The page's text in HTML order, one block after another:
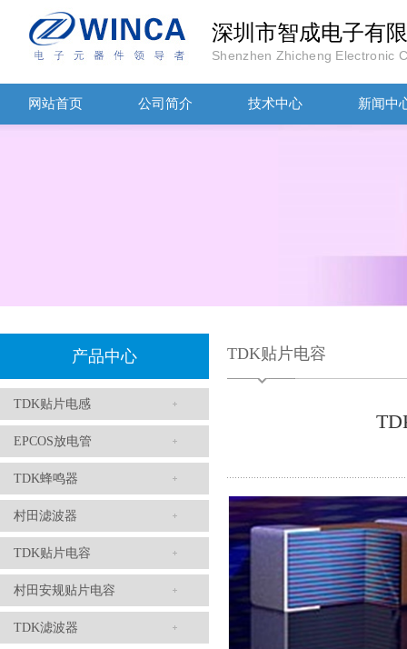
深圳市智成电子有
Shenzhen Zhicheng Electronic
网站首页 公司简介 技术中心 新闻中
产品中心
TDK贴片电感
EPCOS放电管
TDK蜂鸣器
村田滤波器
TDK贴片电容
村田安规贴片电容
TDK滤波器
TDK-EPCOS热敏电阻 B57351V5103H060
TDK贴片电容